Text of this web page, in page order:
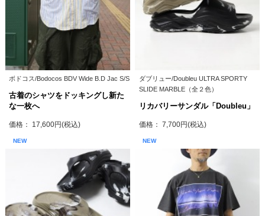
ボドコス/Bodocos BDV Wide B.D Jac S/S
古着のシャツをドッキングし新た
な一枚へ
価格： 17,600円(税込)
ダブリュー/Doubleu ULTRA SPORTY
SLIDE MARBLE（全２色）
リカバリーサンダル「Doubleu」
価格： 7,700円(税込)
NEW NEW